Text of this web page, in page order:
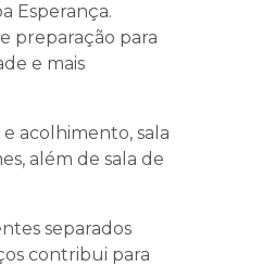
Esperança.
preparação para
e mais
acolhimento, sala
além de sala de
separados
contribui para